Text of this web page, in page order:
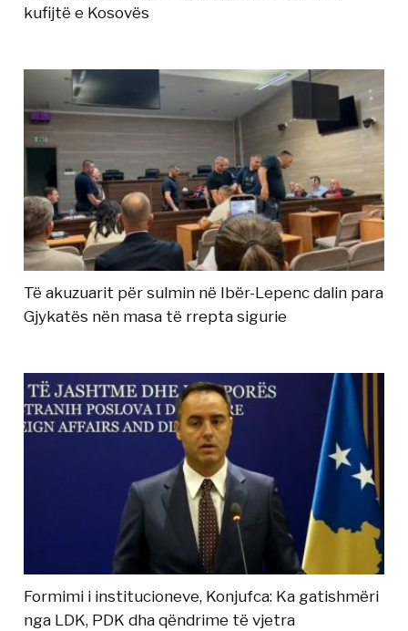
kufijtë e Kosovës
Të akuzuarit për sulmin në Ibër-Lepenc dalin para
Gjykatës nën masa të rrepta sigurie
Formimi i institucioneve, Konjufca: Ka gatishmëri
nga LDK, PDK dha qëndrime të vjetra